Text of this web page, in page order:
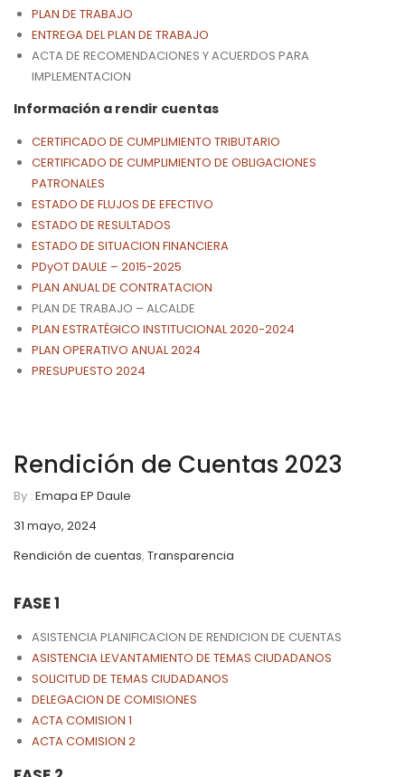
PLAN DE TRABAJO
ENTREGA DEL PLAN DE TRABAJO
ACTA DE RECOMENDACIONES Y ACUERDOS PARA
IMPLEMENTACION
Información a rendir cuentas
CERTIFICADO DE CUMPLIMIENTO TRIBUTARIO
CERTIFICADO DE CUMPLIMIENTO DE OBLIGACIONES
PATRONALES
ESTADO DE FLUJOS DE EFECTIVO
ESTADO DE RESULTADOS
ESTADO DE SITUACION FINANCIERA
PDyOT DAULE – 2015-2025
PLAN ANUAL DE CONTRATACION
PLAN DE TRABAJO – ALCALDE
PLAN ESTRATÉGICO INSTITUCIONAL 2020-2024
PLAN OPERATIVO ANUAL 2024
PRESUPUESTO 2024
Rendición de Cuentas 2023
By : Emapa EP Daule
31 mayo, 2024
Rendición de cuentas, Transparencia
FASE 1
ASISTENCIA PLANIFICACION DE RENDICION DE CUENTAS
ASISTENCIA LEVANTAMIENTO DE TEMAS CIUDADANOS
SOLICITUD DE TEMAS CIUDADANOS
DELEGACION DE COMISIONES
ACTA COMISION 1
ACTA COMISION 2